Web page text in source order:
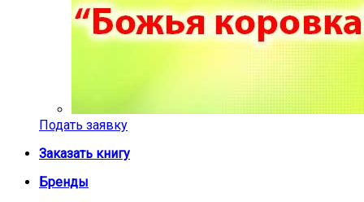
Подать заявку
Заказать книгу
Бренды